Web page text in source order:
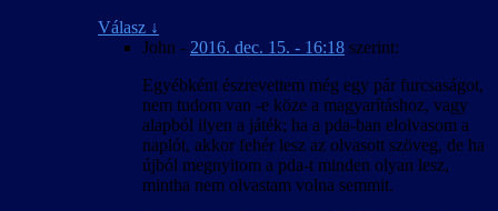
Válasz ↓
John - 2016. dec. 15. - 16:18 szerint:
Egyébként észrevettem még egy pár furcsaságot,
nem tudom van -e köze a magyarításhoz, vagy
alapból ilyen a játék; ha a pda-ban elolvasom a
naplót, akkor fehér lesz az olvasott szöveg, de ha
újból megnyitom a pda-t minden olyan lesz,
mintha nem olvastam volna semmit.